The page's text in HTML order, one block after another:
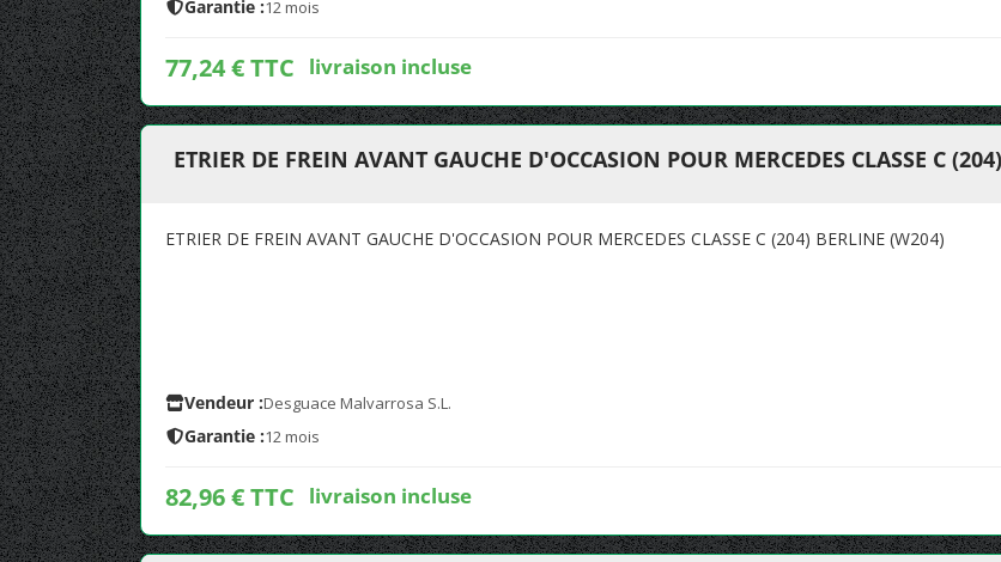
Garantie :12 mois
77,24 € TTC livraison incluse
ETRIER DE FREIN AVANT GAUCHE D'OCCASION POUR MERCEDES CLASSE C
ETRIER DE FREIN AVANT GAUCHE D'OCCASION POUR MERCEDES CLASSE C (204) BERLINE (W204)
Vendeur :Desguace Malvarrosa S.L.
Garantie :12 mois
82,96 € TTC livraison incluse